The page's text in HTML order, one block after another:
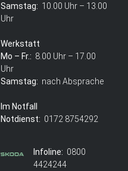
Samstag: 10.00 Uhr – 13.00
Uhr
Werkstatt
Mo – Fr.: 8.00 Uhr – 17.00
Uhr
Samstag: nach Absprache
Im Notfall
Notdienst: 0172 8754292
Infoline: 0800
4424244